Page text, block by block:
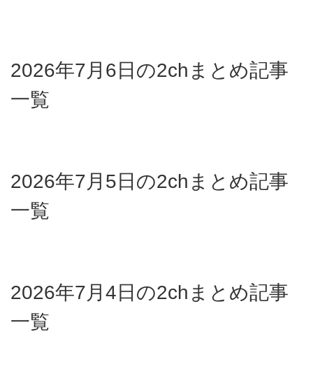
2026年7月6日の2chまとめ記事
一覧
2026年7月5日の2chまとめ記事
一覧
2026年7月4日の2chまとめ記事
一覧